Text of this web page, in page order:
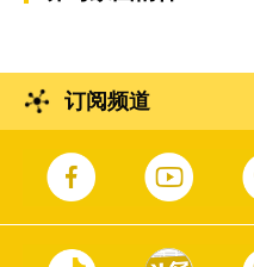
订阅频道